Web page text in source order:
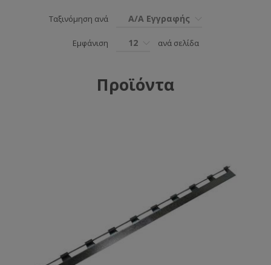
Ταξινόμηση ανά Α/Α Εγγραφής
Εμφάνιση 12 ανά σελίδα
Προϊόντα